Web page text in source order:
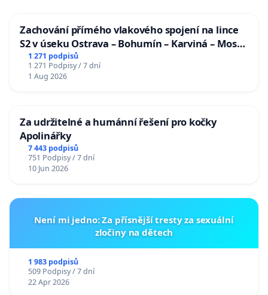
Zachování přímého vlakového spojení na lince
S2 v úseku Ostrava – Bohumín – Karviná – Mosty
u Jablunkova
1 271 podpisů
1 271 Podpisy / 7 dní
1 Aug 2026
Za udržitelné a humánní řešení pro kočky
Apolinářky
7 443 podpisů
751 Podpisy / 7 dní
10 Jun 2026
Není mi jedno: Za přísnější tresty za sexuální
zločiny na dětech
1 983 podpisů
509 Podpisy / 7 dní
22 Apr 2026